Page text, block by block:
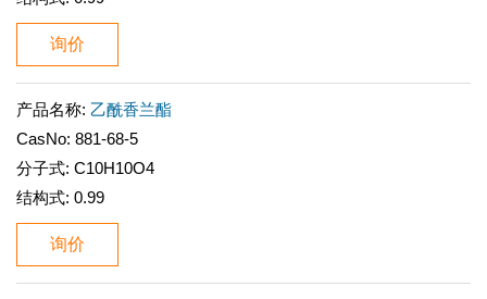
询价
产品名称: 乙酰香兰酯
CasNo: 881-68-5
分子式: C10H10O4
结构式: 0.99
询价